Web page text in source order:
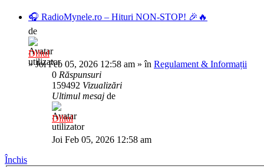
🎧 RadioMynele.ro – Hituri NON-STOP! 🎉🔥
de
Diliul
»Joi Feb 05, 2026 12:58 am » în Regulament & Informații
0 Răspunsuri
159492 Vizualizări
Ultimul mesaj de
Diliul
Joi Feb 05, 2026 12:58 am
Închis